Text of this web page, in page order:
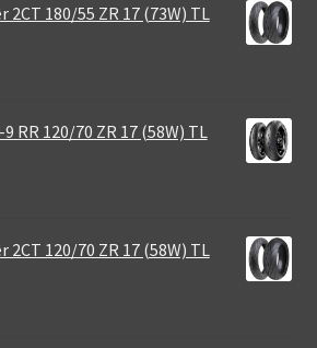
180/55 ZR 17 (73W) TL
RR 120/70 ZR 17 (58W) TL
120/70 ZR 17 (58W) TL